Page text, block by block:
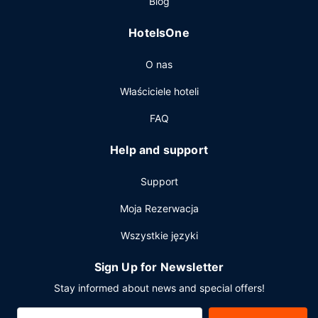
zostać w pokoju i skorzystać z obsługi pokojowej w
w formie bufetu codziennie od 6:30 do 9:30.
biznesowe, ekspresowe zameldowanie oraz ekspresowe
wymeldowanie. Jeżeli planujesz spotkanie w mieście
konferencyjne o łącznej powierzchni 697 m kw. (7500
stopy kwadratowe). Udogodnienia na miejscu to bezpłatne
HotelsOne
O nas
Właściciele hoteli
FAQ
Help and support
Support
Moja Rezerwacja
Wszystkie języki
Sign Up for Newsletter
Stay informed about news and special offers!